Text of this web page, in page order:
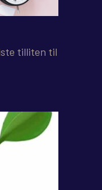
tilliten til